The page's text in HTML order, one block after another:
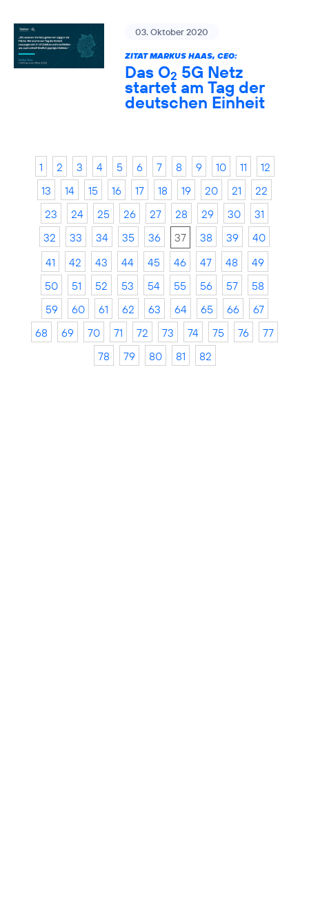
03. Oktober 2020
ZITAT MARKUS HAAS, CEO:
Das O2 5G Netz
startet am Tag der
deutschen Einheit
1 2 3 4 5 6 7 8 9 10 11
12
13
14 15 16 17 18 19 20 21
22
23
24 25 26 27 28 29 30
31
32
33 34 35 36 37 38 39
40
41
42 43 44 45 46 47 48
49
50
51 52 53 54 55 56 57
58
59
60 61 62 63 64 65 66
67
68
69 70 71 72 73 74 75 76
77
78
79 80 81 82